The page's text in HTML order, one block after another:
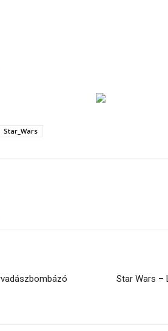
Star_Wars
Star Wars –